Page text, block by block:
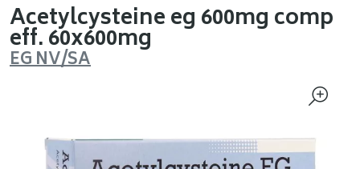
Acetylcysteine eg 600mg comp
eff. 60x600mg
EG NV/SA